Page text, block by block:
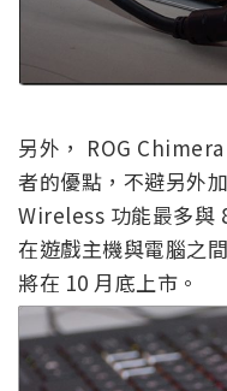
另外， ROG
者的優點，不避另外
Wireless 功能最多與
在遊戲主機與電腦之
將在 10 月底上市。